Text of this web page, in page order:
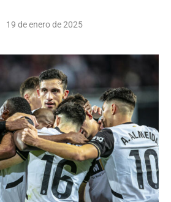
19 de enero de 2025